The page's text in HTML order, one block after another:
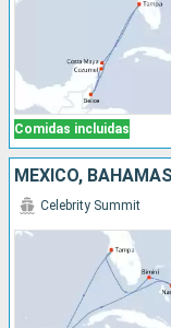
Comidas incluidas
MÉXICO,
Celebrity Summit